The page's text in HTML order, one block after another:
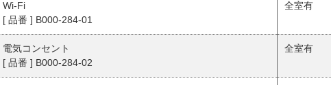
Wi-Fi
[ 品番 ] B000-284-01
全室有
電気コンセント
[ 品番 ] B000-284-02
全室有